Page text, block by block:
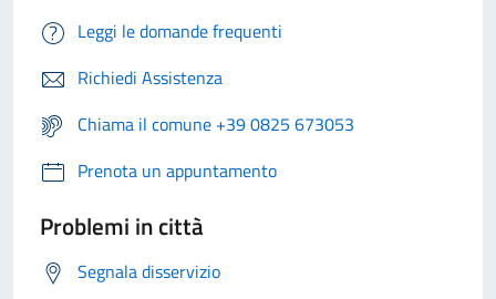
Leggi le domande frequenti
Richiedi Assistenza
Chiama il comune +39 0825 673053
Prenota un appuntamento
Problemi in città
Segnala disservizio